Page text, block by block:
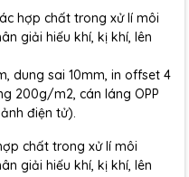
hợp chất trong xử lí môi
giải hiếu khí, kị khí, lên
dung sai 10mm, in offset 4
200g/m2, cán láng OPP
điện tử).
chất trong xử lí môi
giải hiếu khí, kị khí, lên